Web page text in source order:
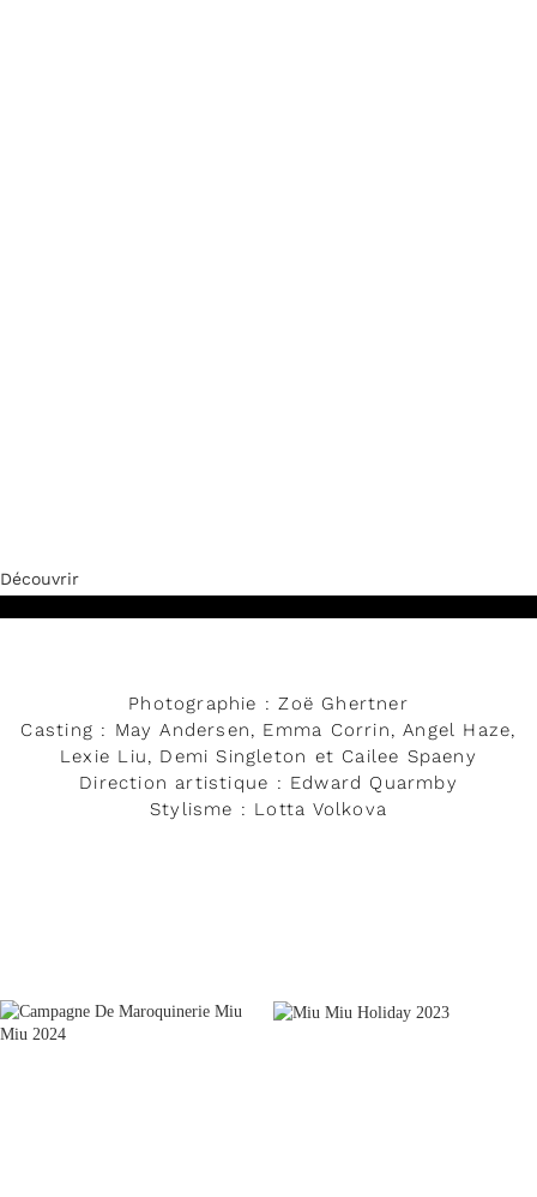
Découvrir
Photographie : Zoë Ghertner
Casting : May Andersen, Emma Corrin, Angel Haze,
Lexie Liu, Demi Singleton et Cailee Spaeny
Direction artistique : Edward Quarmby
Stylisme : Lotta Volkova